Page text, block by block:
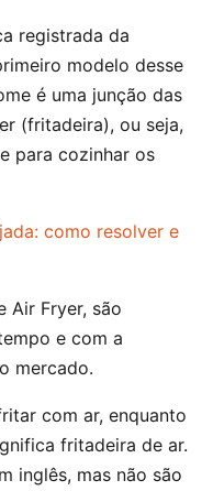
registrada da
modelo desse
é uma junção das
(fritadeira), ou seja,
para cozinhar os
como resolver e
Air Fryer, são
e com a
mercado.
com ar, enquanto
fritadeira de ar.
inglês, mas não são